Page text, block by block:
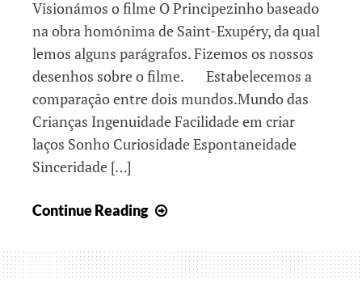
Visionámos o filme O Principezinho baseado
na obra homónima de Saint-Exupéry, da qual
lemos alguns parágrafos. Fizemos os nossos
desenhos sobre o filme. Estabelecemos a
comparação entre dois mundos.Mundo das
Crianças Ingenuidade Facilidade em criar
laços Sonho Curiosidade Espontaneidade
Sinceridade […]
Continue Reading
conta,
mas